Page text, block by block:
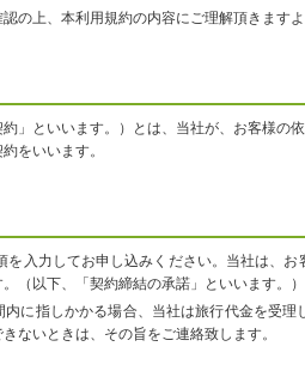
の上、本利用規約の内容にご理解頂きますよ
約」といいます。）とは、当社が、お客様の
をいいます。
を入力してお申し込みください。当社は、
（以下、「契約締結の承諾」といいます。）
に指しかかる場合、当社は旅行代金を受
ないときは、その旨をご連絡致します。